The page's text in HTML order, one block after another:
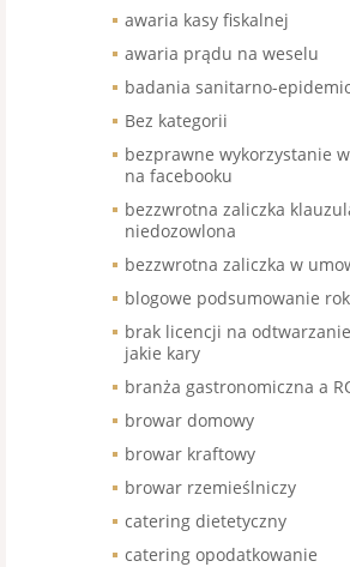
awaria kasy fiskalnej
awaria prądu na weselu
badania sanitarno-
Bez kategorii
bezprawne wykorzystanie
na facebooku
bezzwrotna zaliczka
niedozowlona
bezzwrotna zaliczka w
blogowe podsumowanie
brak licencji na
jakie kary
branża gastronomiczna a
browar domowy
browar kraftowy
browar rzemieślniczy
catering dietetyczny
catering opodatkowanie